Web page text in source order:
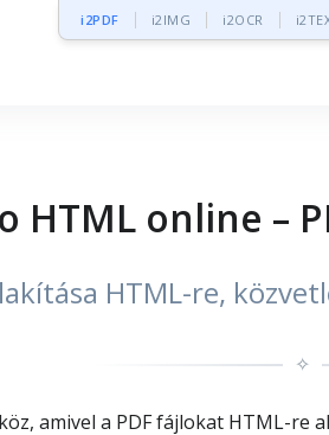
i2PDF i2IMG i2OCR
HTML online –
HTML-re,
✧
amivel a PDF fájlokat HTML-